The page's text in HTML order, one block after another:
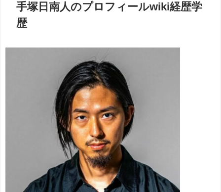
手塚日南人のプロフィールwiki経歴学
歴